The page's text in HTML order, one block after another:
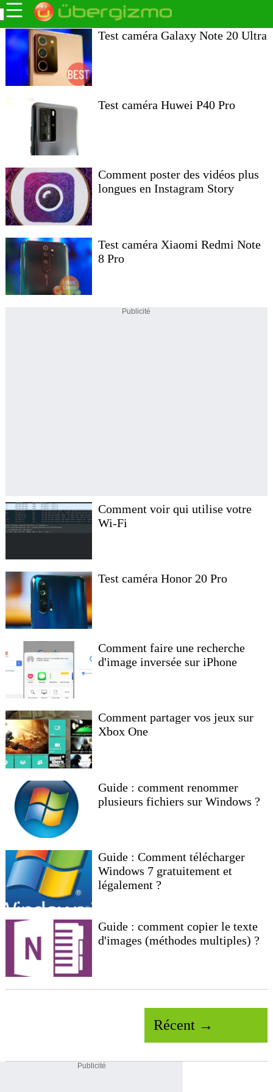
Test caméra Galaxy Note 20 Ultra
Test caméra Huwei P40 Pro
Comment poster des vidéos plus
longues en Instagram Story
Test caméra Xiaomi Redmi Note
8 Pro
Publicité
Comment voir qui utilise votre
Wi-Fi
Test caméra Honor 20 Pro
Comment faire une recherche
d'image inversée sur iPhone
Comment partager vos jeux sur
Xbox One
Guide : comment renommer
plusieurs fichiers sur Windows ?
Guide : Comment télécharger
Windows 7 gratuitement et
légalement ?
Guide : comment copier le texte
d'images (méthodes multiples) ?
Récent →
Publicité